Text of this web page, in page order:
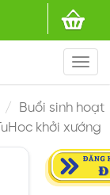
Buổi sinh hoạt
khởi xướng